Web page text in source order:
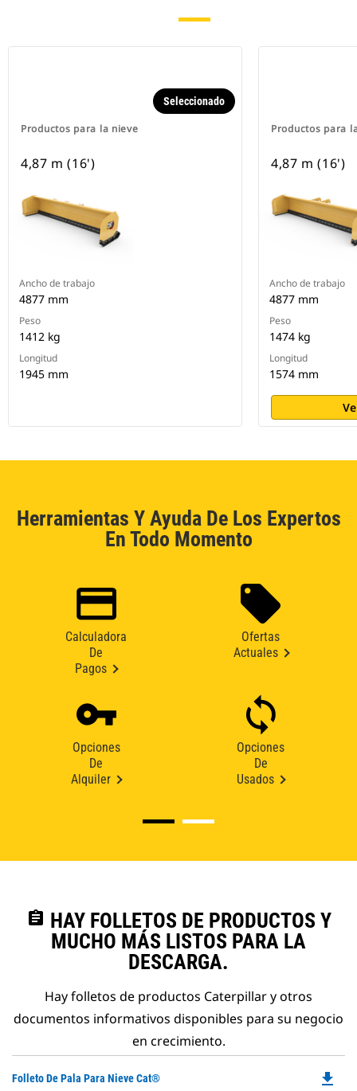
Productos para la nieve
Seleccionado
4,87 m (16')
Ancho de trabajo
4877 mm
Peso
1412 kg
Longitud
1945 mm
Productos para
4,87 m (16')
Ancho de trabajo
4877 mm
Peso
1474 kg
Longitud
1574 mm
Herramientas Y Ayuda De Los Expertos
En Todo Momento
Calculadora
De
Pagos
Ofertas
Actuales
Opciones
De
Alquiler
Opciones
De
Usados
assignment HAY FOLLETOS DE PRODUCTOS Y
MUCHO MÁS LISTOS PARA LA
DESCARGA.
Hay folletos de productos Caterpillar y otros
documentos informativos disponibles para su negocio
en crecimiento.
Folleto De Pala Para Nieve Cat® file_download